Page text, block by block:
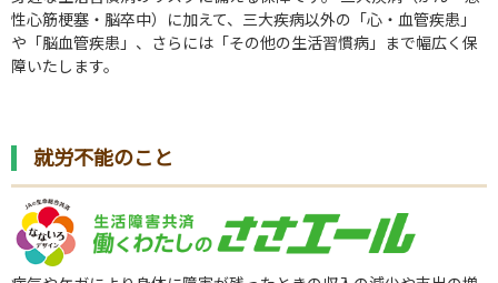
性心筋梗塞・脳卒中）に加えて、三大疾病以外の「心・血管疾患」
や「脳血管疾患」、さらには「その他の生活習慣病」まで幅広く保
障いたします。
就労不能のこと